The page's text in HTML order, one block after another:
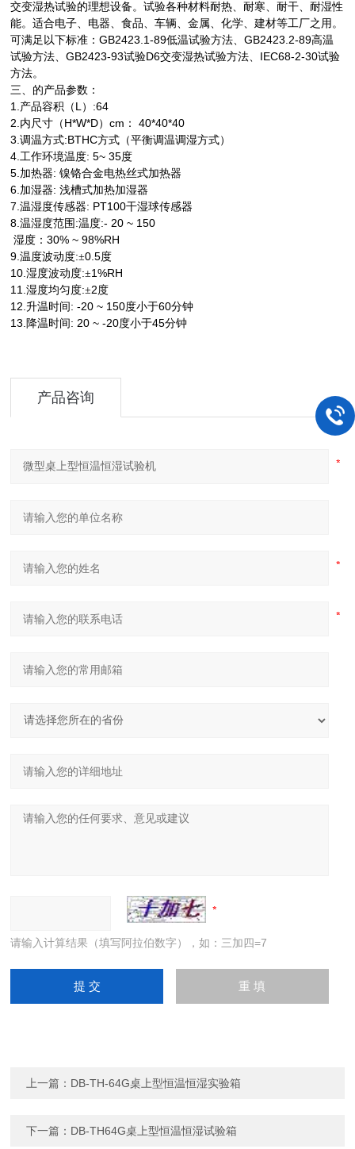
交变湿热试验的理想设备。试验各种材料耐热、耐寒、耐干、耐湿性
能。适合电子、电器、食品、车辆、金属、化学、建材等工厂之用。
可满足以下标准：GB2423.1-89低温试验方法、GB2423.2-89高温
试验方法、GB2423-93试验D6交变湿热试验方法、 IEC68-2-30试验
方法。
三、的产品参数：
1. 产品容积（ L ） :64
2. 内尺寸（ H*W*D）cm ：
40*40*40
3.调温方式:BTHC方式（平衡调温调湿方式）
4. 工作环境温度: 5~ 35度
5. 加热器:镍铬合金电热丝式加热器
6. 加湿器:浅槽式加热加湿器
7.温湿度传感器: PT100干湿球传感器
8.温湿度范围 :温度:- 20 ~ 150
湿度：30% ~ 98%RH
9.温度波动度:±0.5度
10.湿度波动度:±1%RH
11.湿度均匀度:±2度
12.升温时间 : -20 ~ 150度小于60分钟
13. 降温时间 : 20 ~ -20度小于45分钟
产品咨询
请输入计算结果（填写阿拉伯数字），如：三加四=7
上一篇： DB-TH-64G桌上型恒温恒湿实验箱
下一篇： DB-TH64G桌上型恒温恒湿试验箱